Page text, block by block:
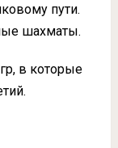
пути.
шахматы.
в которые